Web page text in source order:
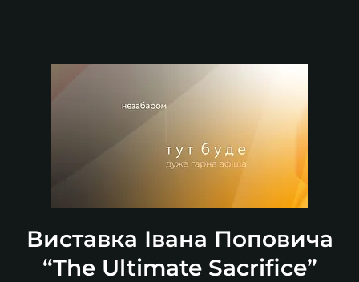
Виставка Івана Поповича
“The Ultimate Sacrifice”